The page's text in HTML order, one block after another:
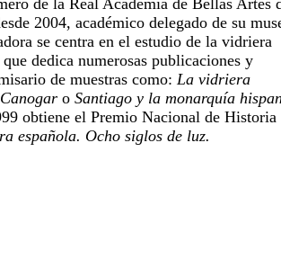
de la Real Academia de Bellas Artes
2004, académico delegado de su
se centra en el estudio de la vidriera
dedica numerosas publicaciones y
de muestras como: La vidriera
o Santiago y la monarquía
obtiene el Premio Nacional de Historia
española. Ocho siglos de luz.